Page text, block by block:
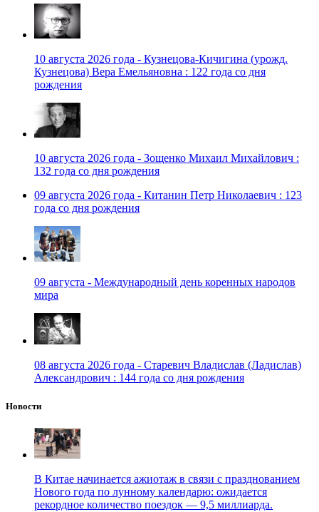
10 августа 2026 года - Кузнецова-Кичигина (урожд.
Кузнецова) Вера Емельяновна : 122 года со дня
рождения
10 августа 2026 года - Зощенко Михаил Михайлович :
132 года со дня рождения
09 августа 2026 года - Китанин Петр Николаевич : 123
года со дня рождения
09 августа - Международный день коренных народов
мира
08 августа 2026 года - Старевич Владислав (Ладислав)
Александрович : 144 года со дня рождения
Новости
В Китае начинается ажиотаж в связи с празднованием
Нового года по лунному календарю: ожидается
рекордное количество поездок — 9,5 миллиарда.